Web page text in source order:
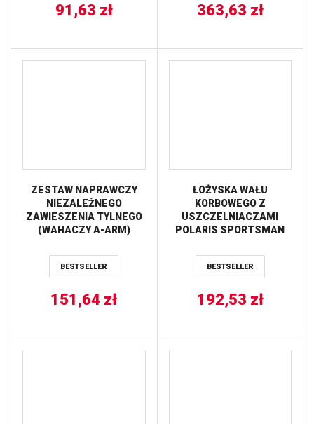
91,63 zł 363,63 zł
ZESTAW NAPRAWCZY
NIEZALEŻNEGO
ZAWIESZENIA TYLNEGO
(WAHACZY A-ARM)
300 4X4 ’08-’10,
SPORTSMAN 400 HO 4X4
BESTSELLER
151,64 zł
ŁOŻYSKA WAŁU
KORBOWEGO Z
USZCZELNIACZAMI
POLARIS SPORTSMAN
425/500 ALL BALLS
BESTSELLER
192,53 zł